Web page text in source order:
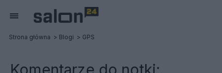
Strona główna Blogi GPS